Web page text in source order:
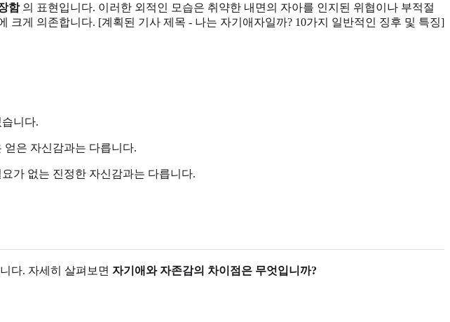
함의 표현입니다. 이러한 외적인 모습은 취약한 내면의 자아를 인지된 위협이나 부적절
크게 의존합니다. [계획된 기사 제목 - 나는 자기애자일까? 10가지 일반적인 징후 및 특징]
니다.
은 자신감과는 다릅니다.
가 없는 진정한 자신감과는 다릅니다.
다. 자세히 살펴보면 자기애와 자존감의 차이점은 무엇입니까?